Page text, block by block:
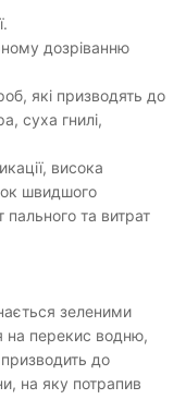
дозріванню
які призводять до
суха гнилі,
висока
швидшого
та витрат
зеленими
на перекис водню,
до
на яку потрапив